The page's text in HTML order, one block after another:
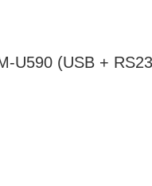
U590 (USB +